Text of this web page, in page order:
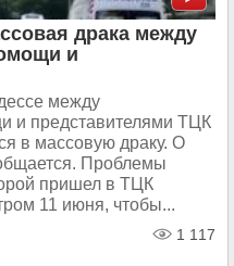
драка между
и
между
и представителями ТЦК
в массовую драку. О
Проблемы
пришел в ТЦК
11 июня, чтобы...
1 117